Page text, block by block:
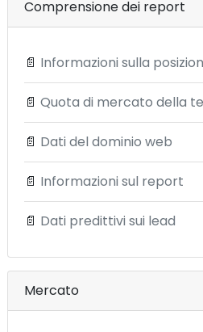
Comprensione dei report
📄 Informazioni sulla
📄 Quota di mercato della
📄 Dati del dominio web
📄 Informazioni sul report
📄 Dati predittivi sui lead
Mercato